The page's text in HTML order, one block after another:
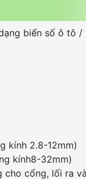
biển số ô tô /
kính 2.8-12mm)
kính8-32mm)
cho cổng, lối ra